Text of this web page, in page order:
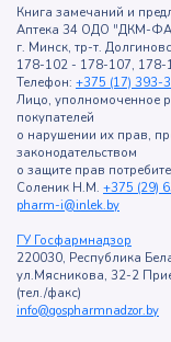
Книга замечаний и
Аптека 34 ОДО "ДКМ-
г. Минск, тр-т.
178-102 - 178-107,
Телефон: +375 (17) 393-
Лицо, уполномоченное
покупателей
о нарушении их прав,
законодательством
о защите прав
Соленик Н.М. +375 (29)
pharm-i@inlek.by
ГУ Госфармнадзор
220030, Республика
ул.Мясникова, 32-2
(тел./факс)
info@gospharmnadzor.by